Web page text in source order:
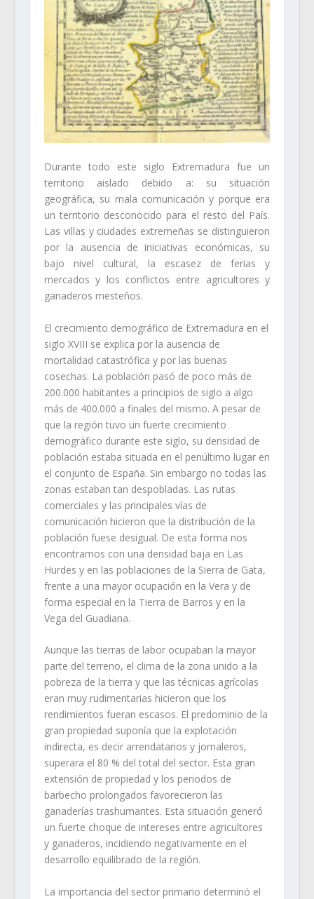
Durante todo este siglo Extremadura fue un
territorio aislado debido a: su situación
geográfica, su mala comunicación y porque era
un territorio desconocido para el resto del País.
Las villas y ciudades extremeñas se distinguieron
por la ausencia de iniciativas económicas, su
bajo nivel cultural, la escasez de ferias y
mercados y los conflictos entre agricultores y
ganaderos mesteños.
El crecimiento demográfico de Extremadura en el
siglo XVIII se explica por la ausencia de
mortalidad catastrófica y por las buenas
cosechas. La población pasó de poco más de
200.000 habitantes a principios de siglo a algo
más de 400.000 a finales del mismo. A pesar de
que la región tuvo un fuerte crecimiento
demográfico durante este siglo, su densidad de
población estaba situada en el penúltimo lugar en
el conjunto de España. Sin embargo no todas las
zonas estaban tan despobladas. Las rutas
comerciales y las principales vías de
comunicación hicieron que la distribución de la
población fuese desigual. De esta forma nos
encontramos con una densidad baja en Las
Hurdes y en las poblaciones de la Sierra de Gata,
frente a una mayor ocupación en la Vera y de
forma especial en la Tierra de Barros y en la
Vega del Guadiana.
Aunque las tierras de labor ocupaban la mayor
parte del terreno, el clima de la zona unido a la
pobreza de la tierra y que las técnicas agrícolas
eran muy rudimentarias hicieron que los
rendimientos fueran escasos. El predominio de la
gran propiedad suponía que la explotación
indirecta, es decir arrendatarios y jornaleros,
superara el 80 % del total del sector. Esta gran
extensión de propiedad y los periodos de
barbecho prolongados favorecieron las
ganaderías trashumantes. Esta situación generó
un fuerte choque de intereses entre agricultores
y ganaderos, incidiendo negativamente en el
desarrollo equilibrado de la región.
La importancia del sector primario determinó el